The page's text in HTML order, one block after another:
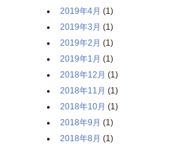
2019年4月 (1)
2019年3月 (1)
2019年2月 (1)
2019年1月 (1)
2018年12月 (1)
2018年11月 (1)
2018年10月 (1)
2018年9月 (1)
2018年8月 (1)